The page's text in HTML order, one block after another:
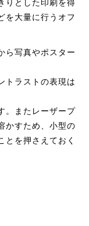
りとした印刷を得
を大量に行うオフ
ら写真やポスター
トラストの表現は
。またレーザープ
かすため、小型の
とを押さえておく